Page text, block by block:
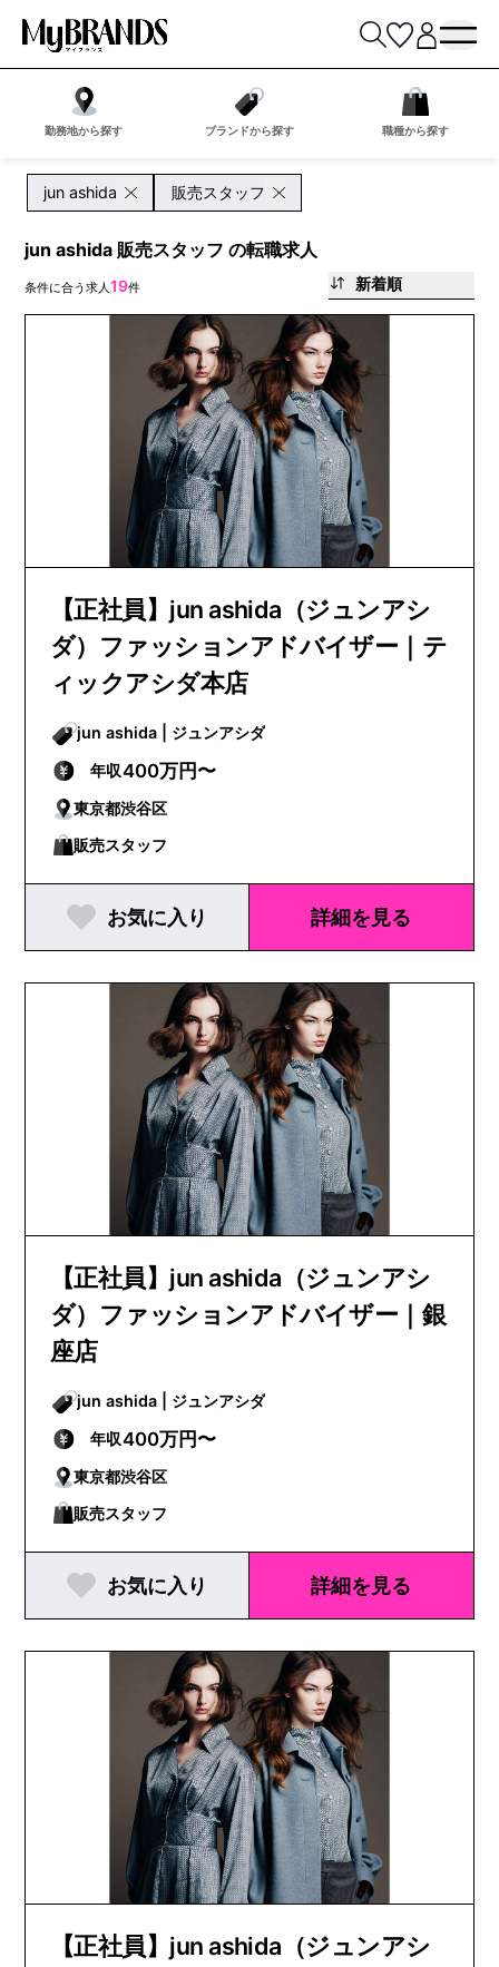
勤務地から探す ブランドから探す 職種から探す
jun ashida 販売スタッフ
jun ashida 販売スタッフ の転職求人
条件に合う求人19件 新着順
【正社員】jun ashida（ジュンアシ
ダ）ファッションアドバイザー｜テ
ィックアシダ本店
jun ashida | ジュンアシダ
年収400万円〜
東京都渋谷区
販売スタッフ
お気に入り 詳細を見る
【正社員】jun ashida（ジュンアシ
ダ）ファッションアドバイザー｜銀
座店
jun ashida | ジュンアシダ
年収400万円〜
東京都渋谷区
販売スタッフ
お気に入り 詳細を見る
【正社員】jun ashida（ジュンアシ